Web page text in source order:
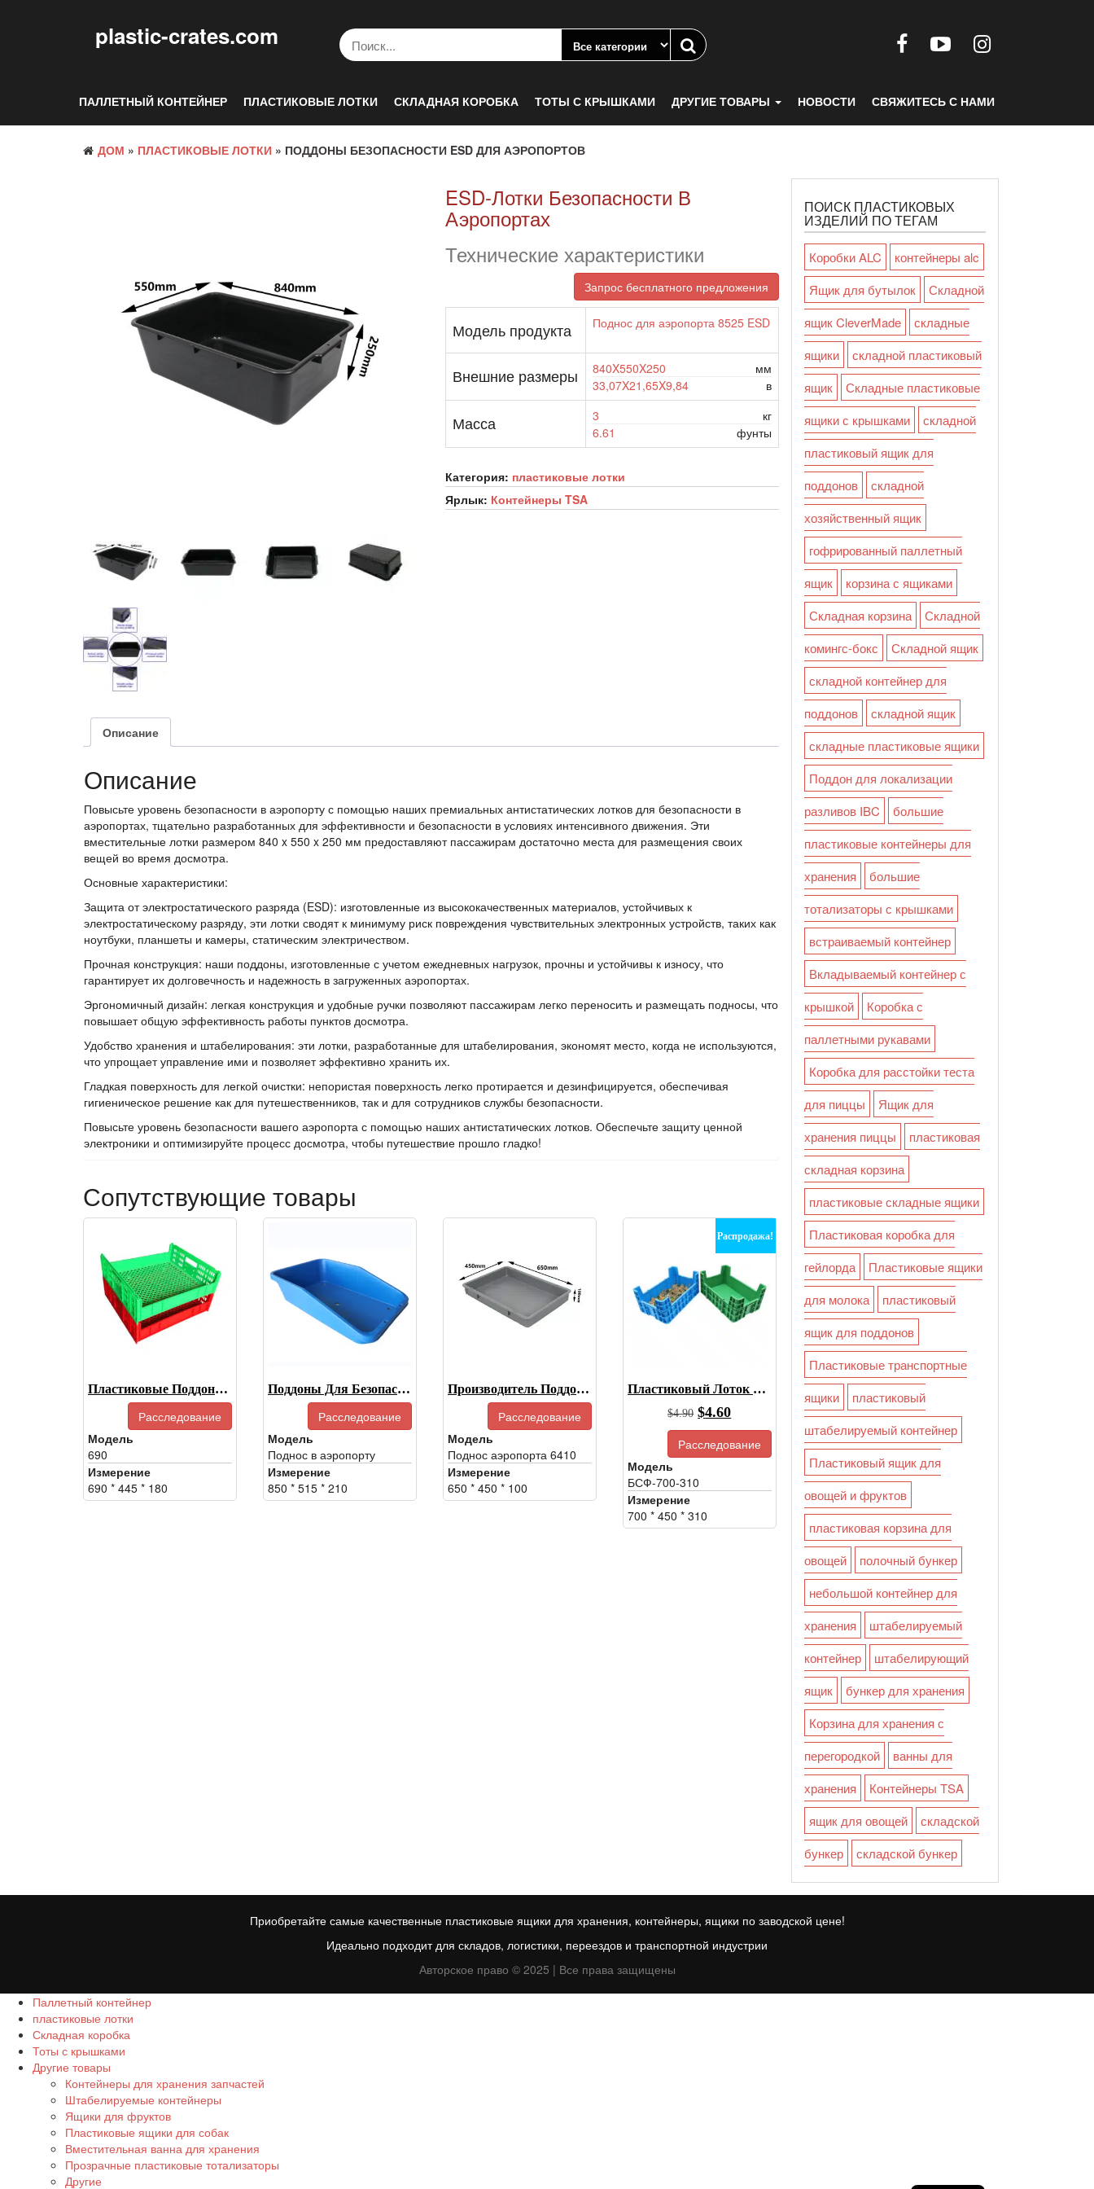
plastic-crates.com
ПАЛЛЕТНЫЙ КОНТЕЙНЕР ПЛАСТИКОВЫЕ ЛОТКИ СКЛАДНАЯ КОРОБКА ТОТЫ С КРЫШКАМИ ДРУГИЕ ТОВАРЫ НОВОСТИ СВЯЖИТЕСЬ С НАМИ
ДОМ » ПЛАСТИКОВЫЕ ЛОТКИ » ПОДДОНЫ БЕЗОПАСНОСТИ ESD ДЛЯ АЭРОПОРТОВ
ESD-Лотки Безопасности В
Аэропортах
Технические характеристики
Запрос бесплатного предложения
Модель продукта Поднос для аэропорта 8525 ESD
Внешние размеры 840X550X250
мм
33,07X21,65X9,84
в
Масса 3
кг
6.61
фунты
Категория: пластиковые лотки
Ярлык: Контейнеры TSA
Описание
Описание
Повысьте уровень безопасности в аэропорту с помощью наших премиальных антистатических лотков для безопасности в
аэропортах, тщательно разработанных для эффективности и безопасности в условиях интенсивного движения. Эти
вместительные лотки размером 840 x 550 x 250 мм предоставляют пассажирам достаточно места для размещения своих
вещей во время досмотра.
Основные характеристики:
Защита от электростатического разряда (ESD): изготовленные из высококачественных материалов, устойчивых к
электростатическому разряду, эти лотки сводят к минимуму риск повреждения чувствительных электронных устройств, таких как
ноутбуки, планшеты и камеры, статическим электричеством.
Прочная конструкция: наши поддоны, изготовленные с учетом ежедневных нагрузок, прочны и устойчивы к износу, что
гарантирует их долговечность и надежность в загруженных аэропортах.
Эргономичный дизайн: легкая конструкция и удобные ручки позволяют пассажирам легко переносить и размещать подносы, что
повышает общую эффективность работы пунктов досмотра.
Удобство хранения и штабелирования: эти лотки, разработанные для штабелирования, экономят место, когда не используются,
что упрощает управление ими и позволяет эффективно хранить их.
Гладкая поверхность для легкой очистки: непористая поверхность легко протирается и дезинфицируется, обеспечивая
гигиеническое решение как для путешественников, так и для сотрудников службы безопасности.
Повысьте уровень безопасности вашего аэропорта с помощью наших антистатических лотков. Обеспечьте защиту ценной
электроники и оптимизируйте процесс досмотра, чтобы путешествие прошло гладко!
Сопутствующие товары
Пластиковые Поддоны Для Хлеба, Коммерческие Поддоны Для Хлеба-690
Расследование
Модель
690
Измерение
690 * 445 * 180
Поддоны Для Безопасности, Поддоны Для Безопасности В Аэропортах На Продажу
Расследование
Модель
Поднос в аэропорту
Измерение
850 * 515 * 210
Производитель Поддонов Безопасности В Аэропортах
Расследование
Модель
Поднос аэропорта 6410
Измерение
650 * 450 * 100
Распродажа!
Пластиковый Лоток Для Разведения Мучных Червей BSF
$4.90 Первоначальная
цена
была:
$4.60Текущая
цена:
$4.60.
Расследование
Модель
БСФ-700-310
Измерение
700 * 450 * 310
ПОИСК ПЛАСТИКОВЫХ
ИЗДЕЛИЙ ПО ТЕГАМ
Коробки ALC
контейнеры alc
Ящик для бутылок
Складной
ящик CleverMade
складные
ящики
складной пластиковый
ящик
Складные пластиковые
ящики с крышками
складной
пластиковый ящик для
поддонов
складной
хозяйственный ящик
гофрированный паллетный
ящик
корзина с ящиками
Складная корзина
Складной
комингс-бокс
Складной ящик
складной контейнер для
поддонов
складной ящик
складные пластиковые ящики
Поддон для локализации
разливов IBC
большие
пластиковые контейнеры для
хранения
большие
тотализаторы с крышками
встраиваемый контейнер
Вкладываемый контейнер с
крышкой
Коробка с
паллетными рукавами
Коробка для расстойки теста
для пиццы
Ящик для
хранения пиццы
пластиковая
складная корзина
пластиковые складные ящики
Пластиковая коробка для
гейлорда
Пластиковые ящики
для молока
пластиковый
ящик для поддонов
Пластиковые транспортные
ящики
пластиковый
штабелируемый контейнер
Пластиковый ящик для
овощей и фруктов
пластиковая корзина для
овощей
полочный бункер
небольшой контейнер для
хранения
штабелируемый
контейнер
штабелирующий
ящик
бункер для хранения
Корзина для хранения с
перегородкой
ванны для
хранения
Контейнеры TSA
ящик для овощей
складской
бункер
складской бункер
Приобретайте самые качественные пластиковые ящики для хранения, контейнеры, ящики по заводской цене!
Идеально подходит для складов, логистики, переездов и транспортной индустрии
Авторское право © 2025 | Все права защищены
Паллетный контейнер
пластиковые лотки
Складная коробка
Тоты с крышками
Другие товары
Контейнеры для хранения запчастей
Штабелируемые контейнеры
Ящики для фруктов
Пластиковые ящики для собак
Вместительная ванна для хранения
Прозрачные пластиковые тотализаторы
Другие